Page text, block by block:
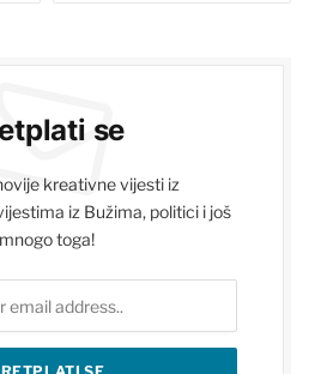
se
kreativne vijesti iz
iz Bužima, politici i još
mnogo toga!